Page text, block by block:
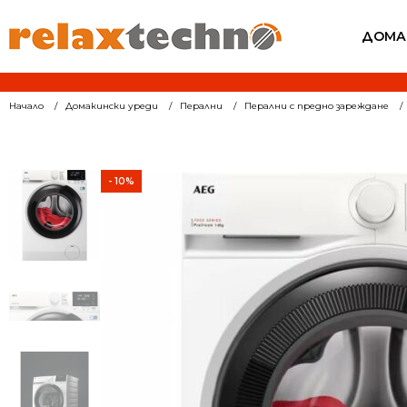
Начало Домакински уреди Перални Перални с предно зареждане
- 10%